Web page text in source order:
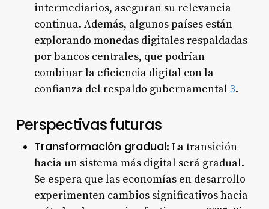
intermediarios, aseguran su relevancia
continua. Además, algunos países están
explorando monedas digitales respaldadas
por bancos centrales, que podrían
combinar la eficiencia digital con la
confianza del respaldo gubernamental3.
Perspectivas futuras
Transformación gradual: La transición
hacia un sistema más digital será gradual.
Se espera que las economías en desarrollo
experimenten cambios significativos hacia